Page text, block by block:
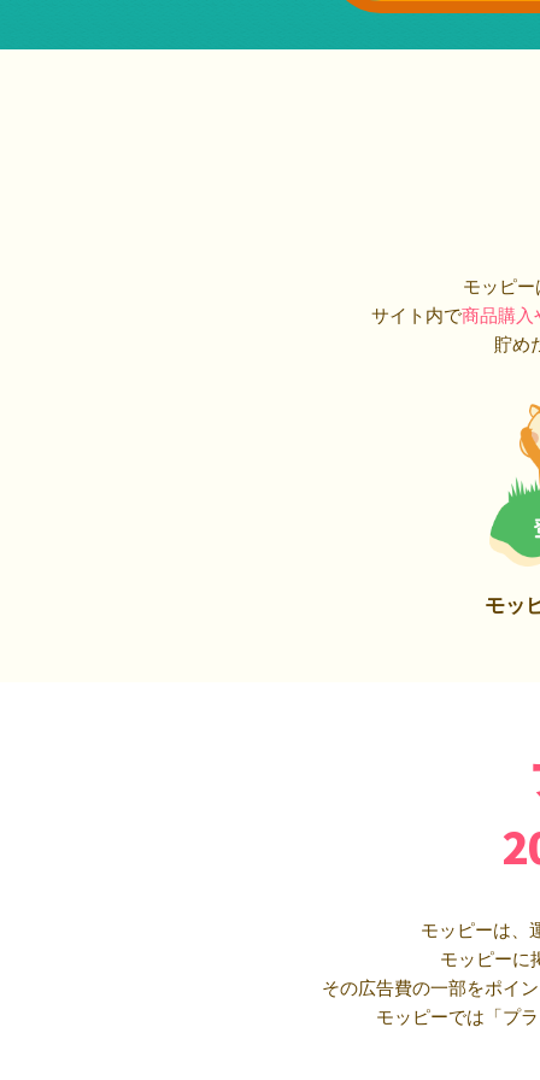
モッピ
サイト内で商品購入
貯め
モッ
モッピーは、
モッピーに
その広告費の一部をポイ
モッピーでは「プ